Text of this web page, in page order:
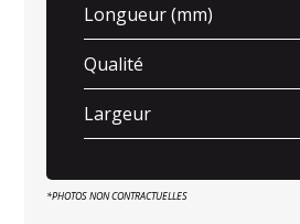
Longueur (mm)
Qualité
Largeur
*PHOTOS NON CONTRACTUELLES